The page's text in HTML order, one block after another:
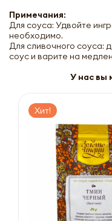
Примечания:
Для соуса: Удвойте
необходимо.
Для сливочного соуса:
соус и варите на
У нас вы
Хит!